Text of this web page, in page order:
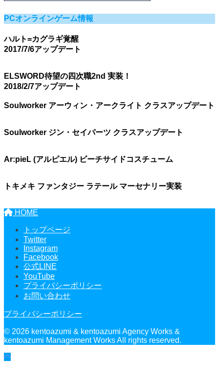
PCオンラインゲーム情報
ハルト=カグラギ覚醒
2017/7/6アップデート
ELSWORD待望の四次職2nd 実装！
2018/2/7アップデート
Soulworker アーウィン・アークライト クラスアップデート
Soulworker ジン・セイパーツ クラスアップデート
Ar:pieL (アルピエル) ビーチサイドコスチューム
トキメキ ファンタジー ラテール マーセナリー実装
HOME
トップページ
Twitter
Instagram
Facebook
公式LINE
YouTube
プライバシーポリシー
お問い合わせ
プライバシーポリシー
© 2026 kentoazumi & kentoazumi Agency Works &
kentoazumi Management Works All rights reserved.